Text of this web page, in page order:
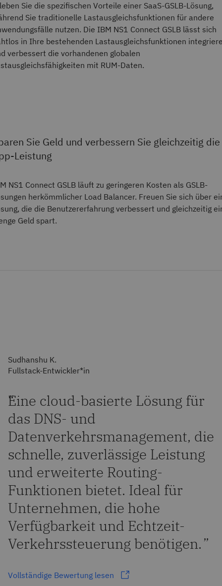
Sie die spezifischen Vorteile einer SaaS-GSLB-Lösung,
Sie traditionelle Lastausgleichsfunktionen für andere
nutzen. Die IBM NS1 Connect GSLB lässt sich
in Ihre bestehenden Lastausgleichsfunktionen
verbessert die vorhandenen globalen
mit RUM-Daten.
Sie Geld und verbessern Sie gleichzeitig die
Leistung
NS1 Connect GSLB läuft zu geringeren Kosten als GSLB-
herkömmlicher Load Balancer. Freuen Sie sich über
die die Benutzererfahrung verbessert und gleichzeitig
Geld spart.
Sudhanshu K.
Fullstack-Entwickler*in
“
Eine cloud-basierte Lösung für
das DNS- und
Datenverkehrsmanagement, die
schnelle, zuverlässige Leistung
und erweiterte Routing-
Funktionen bietet. Ideal für
Unternehmen, die hohe
Verfügbarkeit und Echtzeit-
Verkehrssteuerung benötigen.”
Vollständige Bewertung lesen